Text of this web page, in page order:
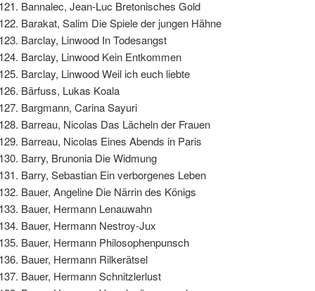
Bannalec, Jean-Luc Bretonisches Gold
Barakat, Salim Die Spiele der jungen Hähne
Barclay, Linwood In Todesangst
Barclay, Linwood Kein Entkommen
Barclay, Linwood Weil ich euch liebte
Bärfuss, Lukas Koala
Bargmann, Carina Sayuri
Barreau, Nicolas Das Lächeln der Frauen
Barreau, Nicolas Eines Abends in Paris
Barry, Brunonia Die Widmung
Barry, Sebastian Ein verborgenes Leben
Bauer, Angeline Die Närrin des Königs
Bauer, Hermann Lenauwahn
Bauer, Hermann Nestroy-Jux
Bauer, Hermann Philosophenpunsch
Bauer, Hermann Rilkerätsel
Bauer, Hermann Schnitzlerlust